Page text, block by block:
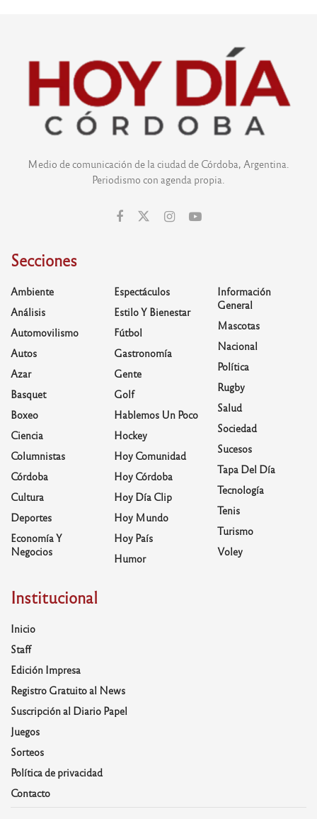
Medio de comunicación de la ciudad de Córdoba, Argentina.
Periodismo con agenda propia.
Secciones
Ambiente
Análisis
Automovilismo
Autos
Azar
Basquet
Boxeo
Ciencia
Columnistas
Córdoba
Cultura
Deportes
Economía Y
Negocios
Espectáculos
Estilo Y Bienestar
Fútbol
Gastronomía
Gente
Golf
Hablemos Un Poco
Hockey
Hoy Comunidad
Hoy Córdoba
Hoy Día Clip
Hoy Mundo
Hoy País
Humor
Información
General
Mascotas
Nacional
Política
Rugby
Salud
Sociedad
Sucesos
Tapa Del Día
Tecnología
Tenis
Turismo
Voley
Institucional
Inicio
Staff
Edición Impresa
Registro Gratuito al News
Suscripción al Diario Papel
Juegos
Sorteos
Política de privacidad
Contacto